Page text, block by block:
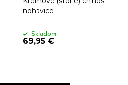
nohavice
69,95 €
Skladom